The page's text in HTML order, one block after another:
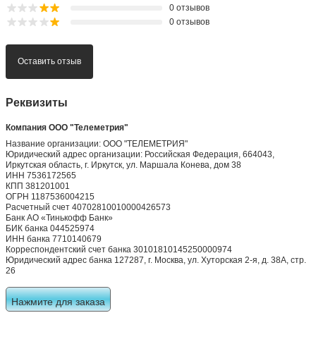
0 отзывов
0 отзывов
Оставить отзыв
Реквизиты
Компания ООО "Телеметрия"
Название организации: ООО "ТЕЛЕМЕТРИЯ"
Юридический адрес организации: Российская Федерация, 664043,
Иркутская область, г. Иркутск, ул. Маршала Конева, дом 38
ИНН 7536172565
КПП 381201001
ОГРН 1187536004215
Расчетный счет 40702810010000426573
Банк АО «Тинькофф Банк»
БИК банка 044525974
ИНН банка 7710140679
Корреспондентский счет банка 30101810145250000974
Юридический адрес банка 127287, г. Москва, ул. Хуторская 2-я, д. 38А, стр.
26
Нажмите для заказа